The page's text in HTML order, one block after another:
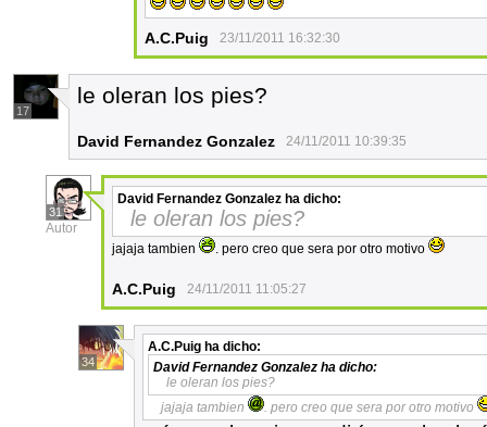
A.C.Puig 23/11/2011 16:32:30
17
le oleran los pies?
David Fernandez Gonzalez 24/11/2011 10:39:35
31
Autor
David Fernandez Gonzalez ha dicho:
le oleran los pies?
jajaja tambien . pero creo que sera por otro motivo
A.C.Puig 24/11/2011 11:05:27
34
A.C.Puig ha dicho:
David Fernandez Gonzalez ha dicho:
le oleran los pies?
jajaja tambien
. pero creo que sera por otro motivo